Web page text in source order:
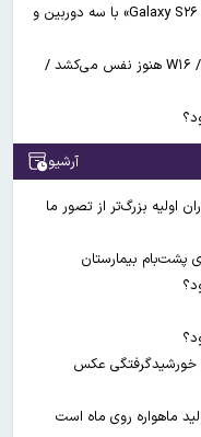
اولین نگاه به گوشی جدید سامسونگ / «Galaxy S۲۶ FE» با سه دوربین و
بوگاتی سفارشی با نام «دِستِریِر» معرفی شد / W۱۶ هنوز نفس می‌کشد /
آرشیو
اولیه بزرگ‌تر از تصور ما
خورشیدگرفتگی عکس
ماهواره روی ماه است